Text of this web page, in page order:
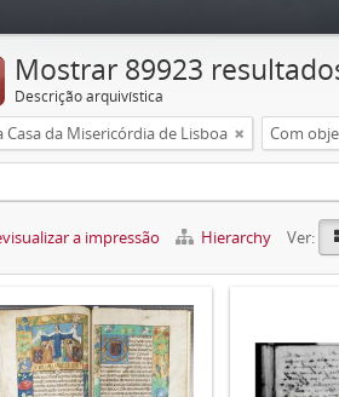
Mostrar 89923
Descrição arquivística
Casa da Misericórdia de Lisboa Com
a impressão Hierarchy Ver: